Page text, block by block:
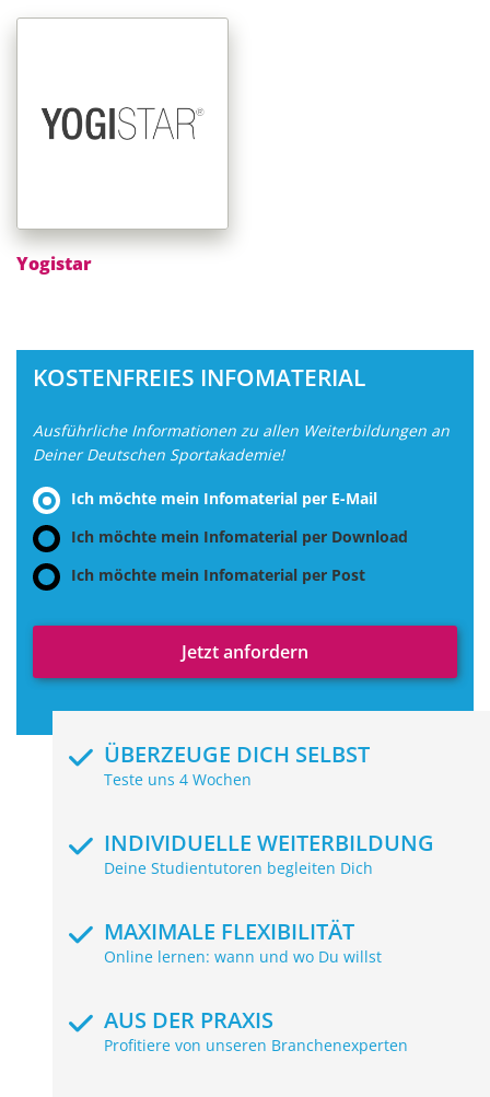
Yogistar
KOSTENFREIES INFOMATERIAL
Ausführliche Informationen zu allen Weiterbildungen an
Deiner Deutschen Sportakademie!
Ich möchte mein Infomaterial per E-Mail
Ich möchte mein Infomaterial per Download
Ich möchte mein Infomaterial per Post
Jetzt anfordern
ÜBERZEUGE DICH SELBST
Teste uns 4 Wochen
INDIVIDUELLE WEITERBILDUNG
Deine Studientutoren begleiten Dich
MAXIMALE FLEXIBILITÄT
Online lernen: wann und wo Du willst
AUS DER PRAXIS
Profitiere von unseren Branchenexperten